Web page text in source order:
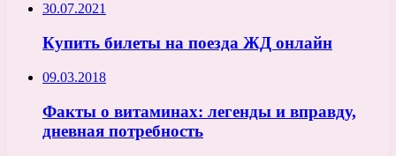
30.07.2021
Купить билеты на поезда ЖД онлайн
09.03.2018
Факты о витаминах: легенды и вправду,
дневная потребность